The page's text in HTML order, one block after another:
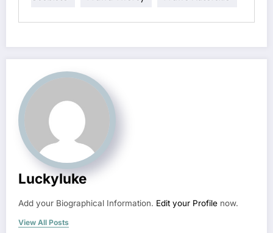
Luckyluke
Add your Biographical Information. Edit your Profile now.
View All Posts